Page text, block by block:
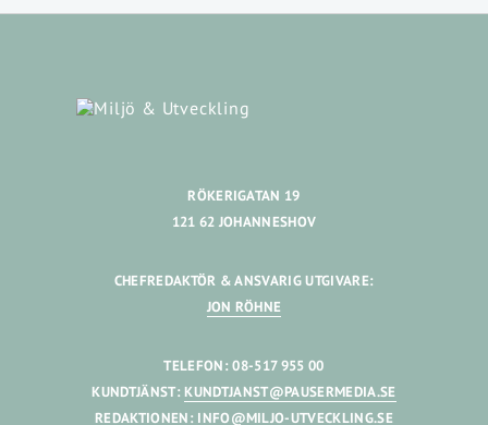
RÖKERIGATAN 19
121 62 JOHANNESHOV
CHEFREDAKTÖR & ANSVARIG UTGIVARE:
JON RÖHNE
TELEFON: 08-517 955 00
KUNDTJÄNST: KUNDTJANST@PAUSERMEDIA.SE
REDAKTIONEN: INFO@MILJO-UTVECKLING.SE